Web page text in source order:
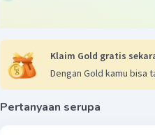
Klaim Gold gratis
Dengan Gold kamu bisa
Pertanyaan serupa